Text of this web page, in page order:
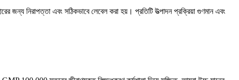
নিরাপত্তা এবং সঠিকভাবে লেবেল করা হয়। প্রতিটি উত্পাদন প্রক্রিয়া গুণমান এবং